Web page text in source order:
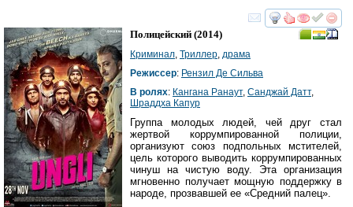
смотреть
Полицейский (2014)
Криминал, Триллер, драма
Режиссер: Рензил Де Сильва
В ролях: Кангана Ранаут, Санджай Датт,
Шраддха Капур
Группа молодых людей, чей друг стал
жертвой коррумпированной полиции,
организуют союз подпольных мстителей,
цель которого выводить коррумпированных
чинуш на чистую воду. Эта организация
мгновенно получает мощную поддержку в
народе, прозвавшей ее «Средний палец».